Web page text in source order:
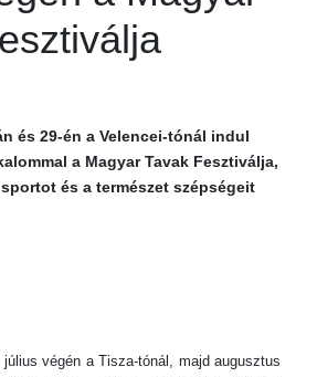
és 29-én a Velencei-tónál indul
a Magyar Tavak Fesztiválja,
és a természet szépségeit
végén a Tisza-tónál, majd augusztus